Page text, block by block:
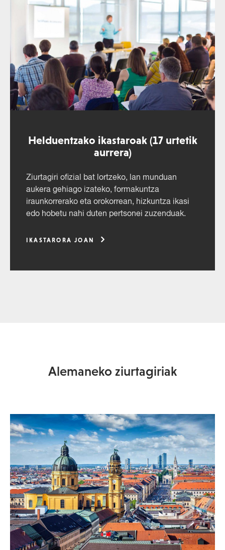
Helduentzako ikastaroak (17 urtetik
aurrera)
Ziurtagiri ofizial bat lortzeko, lan munduan
aukera gehiago izateko, formakuntza
iraunkorrerako eta orokorrean, hizkuntza ikasi
edo hobetu nahi duten pertsonei zuzenduak.
IKASTARORA JOAN
Alemaneko ziurtagiriak